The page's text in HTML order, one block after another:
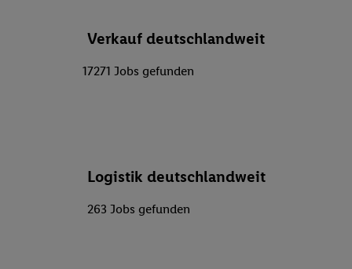
Verkauf deutschlandweit
17271 Jobs gefunden
Logistik deutschlandweit
263 Jobs gefunden